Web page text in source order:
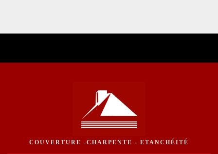
COUVERTURE -CHARPENTE - ETANCHÉITÉ